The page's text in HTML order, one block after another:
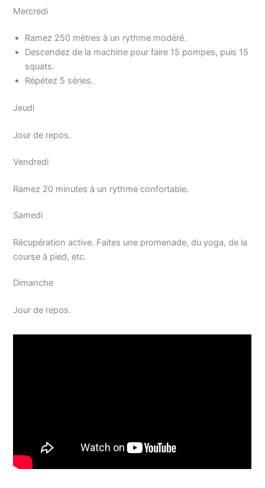
Mercredi
Ramez 250 mètres à un rythme modéré.
Descendez de la machine pour faire 15 pompes, puis 15
squats.
Répétez 5 séries.
Jeudi
Jour de repos.
Vendredi
Ramez 20 minutes à un rythme confortable.
Samedi
Récupération active. Faites une promenade, du yoga, de la
course à pied, etc.
Dimanche
Jour de repos.